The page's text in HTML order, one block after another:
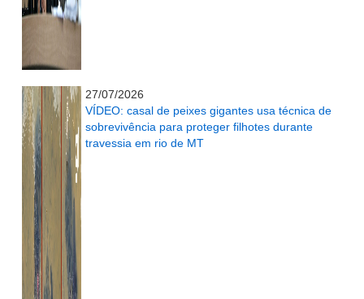
27/07/2026
VÍDEO: casal de peixes gigantes usa técnica de
sobrevivência para proteger filhotes durante
travessia em rio de MT